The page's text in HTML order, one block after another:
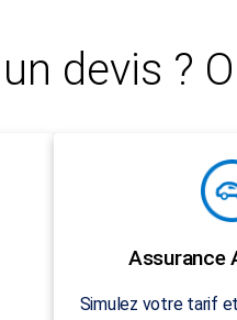
devis ?
Assurance
Simulez votre tarif